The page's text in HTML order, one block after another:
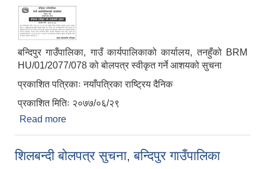
बन्दिपुर गाउँपालिका, गाउँ कार्यपालिकाको कार्यालय, तनहुँको BRM
HU/01/2077/078 को बोलपत्र स्वीकृत गर्ने आशयको सुचना
प्रकाशित पत्रिकाः नयाँपत्रिका राष्ट्रिय दैनिक
प्रकाशित मितिः २०७७/०६/२९
Read more
शिलबन्दी बोलपत्र सुचना, बन्दिपुर गाउँपालिका